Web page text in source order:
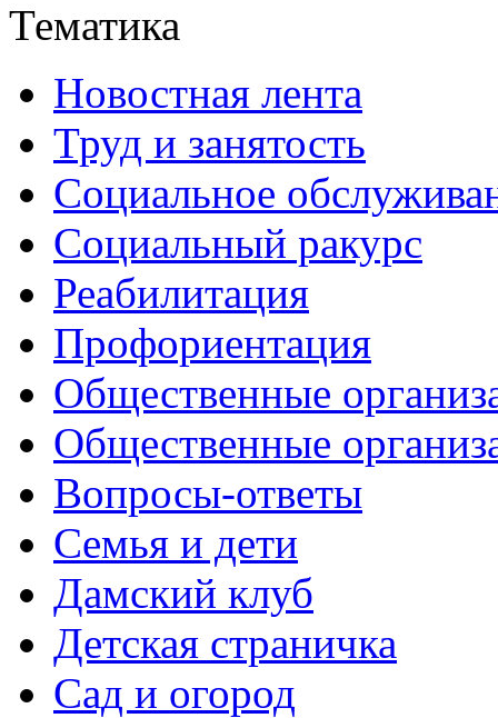
Тематика
Новостная лента
Труд и занятость
Социальное
Социальный ракурс
Реабилитация
Профориентация
Общественные
Общественные
Вопросы-ответы
Семья и дети
Дамский клуб
Детская страничка
Сад и огород